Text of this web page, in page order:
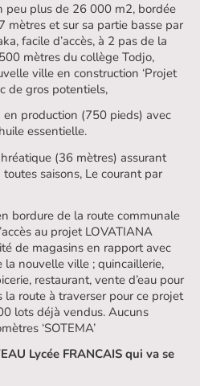
peu plus de 26 000 m2, bordée
mètres et sur sa partie basse par
facile d’accès, à 2 pas de la
mètres du collège Todjo,
ville en construction ‘Projet
de gros potentiels,
production (750 pieds) avec
essentielle.
(36 mètres) assurant
saisons, Le courant par
bordure de la route communale
au projet LOVATIANA
de magasins en rapport avec
nouvelle ville ; quincaillerie,
restaurant, vente d’eau pour
la route à traverser pour ce projet
lots déjà vendus. Aucuns
‘SOTEMA’
Lycée FRANCAIS qui va se